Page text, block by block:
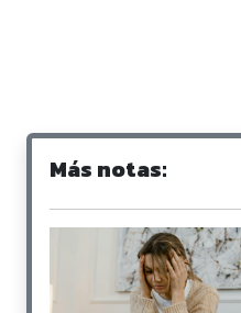
Más notas: